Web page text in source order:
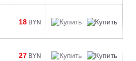
18 BYN
27 BYN